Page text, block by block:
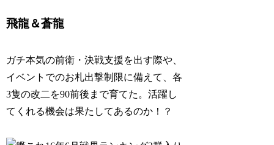
飛龍＆蒼龍
ガチ本気の前衛・決戦支援を出す際や、
イベントでのお札出撃制限に備えて、各
3隻の改二を90前後まで育てた。活躍し
てくれる機会は果たしてあるのか！？